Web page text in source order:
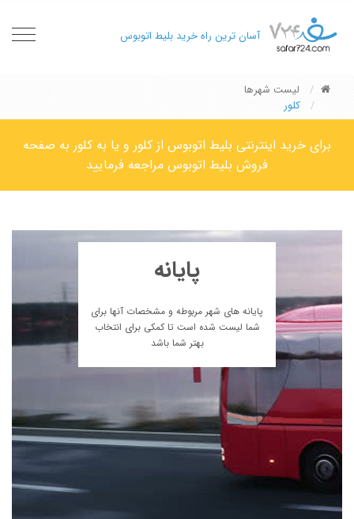
آسان ترین راه خرید بلیط اتوبوس
لیست شهرها
کلور
برای خرید اینترنتی بلیط اتوبوس از کلور و یا به کلور به صفحه
فروش بلیط اتوبوس مراجعه فرمایید
پایانه
پایانه های شهر مربوطه و مشخصات آنها برای
شما لیست شده است تا کمکی برای انتخاب
بهتر شما باشد